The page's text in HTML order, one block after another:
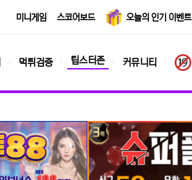
미니게임 스코어보드 오늘의 인기 이벤트
먹튀검증 팁스터존 커뮤니티